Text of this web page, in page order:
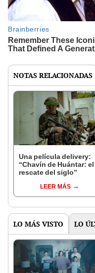
NOTAS RELACIONADAS
Una película delivery:
“Chavín de Huántar: el
rescate del siglo”
LEER MÁS
LO MÁS VISTO LO